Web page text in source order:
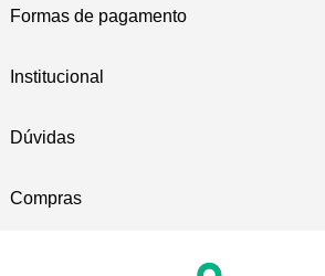
Formas de pagamento
Institucional
Dúvidas
Compras